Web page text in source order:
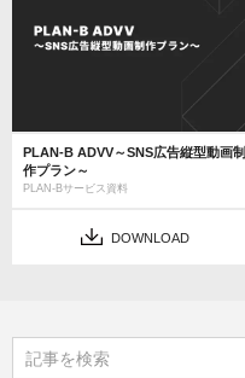
PLAN-B ADVV～SNS広告縦型動画制
作プラン～
PLAN-Bサービス資料
DOWNLOAD